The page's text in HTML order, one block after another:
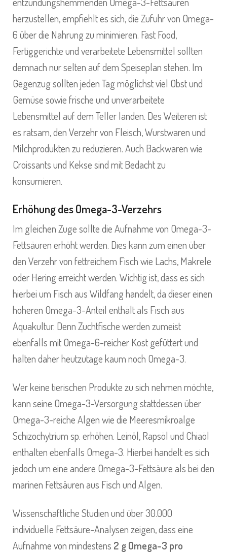
herzustellen, empfiehlt es sich, die Zufuhr von Omega-
6 über die Nahrung zu minimieren. Fast Food,
Fertiggerichte und verarbeitete Lebensmittel sollten
demnach nur selten auf dem Speiseplan stehen. Im
Gegenzug sollten jeden Tag möglichst viel Obst und
Gemüse sowie frische und unverarbeitete
Lebensmittel auf dem Teller landen. Des Weiteren ist
es ratsam, den Verzehr von Fleisch, Wurstwaren und
Milchprodukten zu reduzieren. Auch Backwaren wie
Croissants und Kekse sind mit Bedacht zu
konsumieren.
Erhöhung des Omega-3-Verzehrs
Im gleichen Zuge sollte die Aufnahme von Omega-3-
Fettsäuren erhöht werden. Dies kann zum einen über
den Verzehr von fettreichem Fisch wie Lachs, Makrele
oder Hering erreicht werden. Wichtig ist, dass es sich
hierbei um Fisch aus Wildfang handelt, da dieser einen
höheren Omega-3-Anteil enthält als Fisch aus
Aquakultur. Denn Zuchtfische werden zumeist
ebenfalls mit Omega-6-reicher Kost gefüttert und
halten daher heutzutage kaum noch Omega-3.
Wer keine tierischen Produkte zu sich nehmen möchte,
kann seine Omega-3-Versorgung stattdessen über
Omega-3-reiche Algen wie die Meeresmikroalge
Schizochytrium sp. erhöhen. Leinöl, Rapsöl und Chiaöl
enthalten ebenfalls Omega-3. Hierbei handelt es sich
jedoch um eine andere Omega-3-Fettsäure als bei den
marinen Fettsäuren aus Fisch und Algen.
Wissenschaftliche Studien und über 30.000
individuelle Fettsäure-Analysen zeigen, dass eine
Aufnahme von mindestens 2 g Omega-3 pro